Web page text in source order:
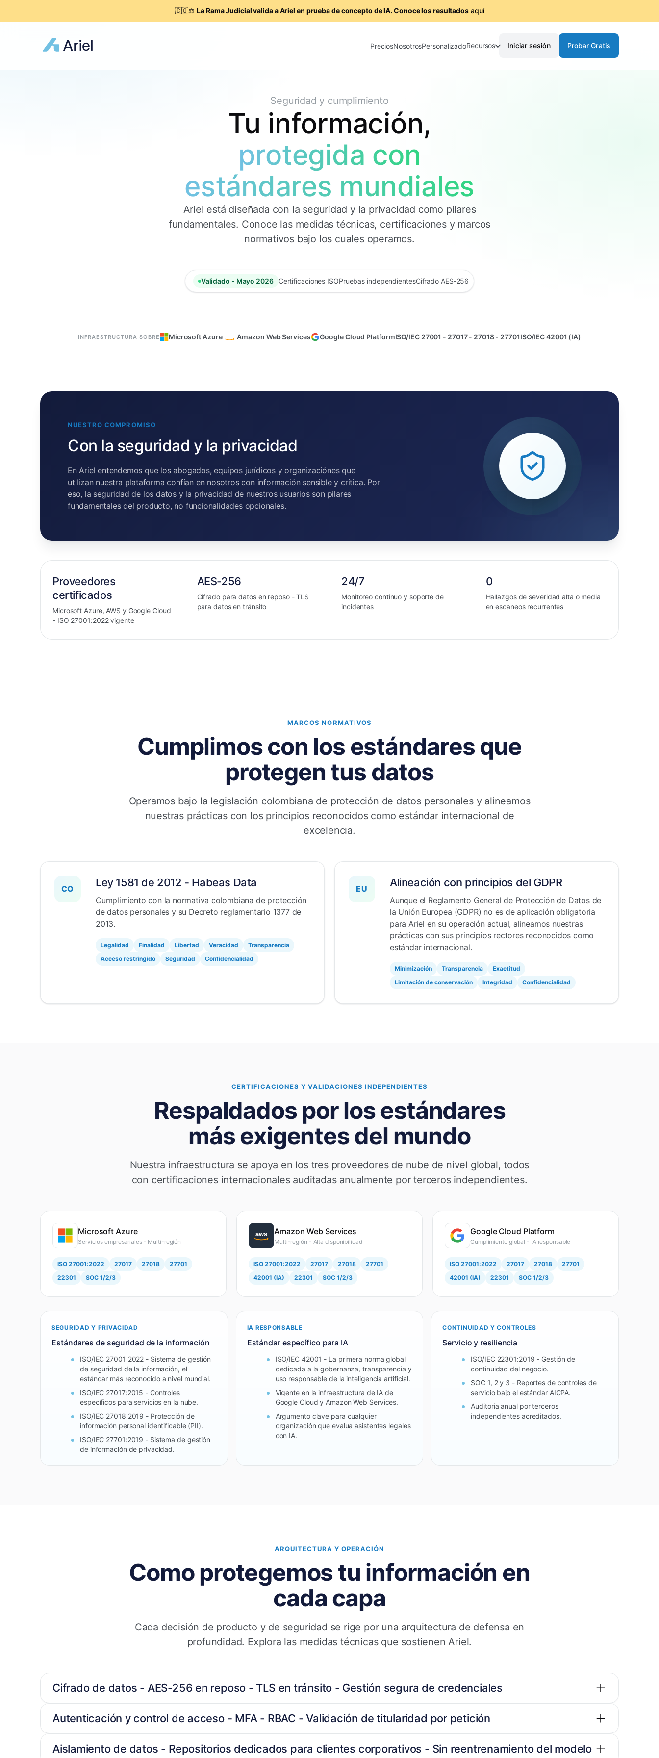
🇨🇴⚖️La Rama Judicial valida a Ariel en prueba de concepto de IA. Conoce los resultados aquí
PreciosNosotrosPersonalizadoRecursos Iniciar sesión Probar Gratis
Seguridad y cumplimiento
Tu información,
protegida con
estándares mundiales
Ariel está diseñada con la seguridad y la privacidad como pilares
fundamentales. Conoce las medidas técnicas, certificaciones y marcos
normativos bajo los cuales operamos.
Validado - Mayo 2026 Certificaciones ISOPruebas independientesCifrado AES-256
INFRAESTRUCTURA SOBRE Microsoft Azure Amazon Web Services Google Cloud PlatformISO/IEC 27001 - 27017 - 27018 - 27701ISO/IEC 42001 (IA)
NUESTRO COMPROMISO
Con la seguridad y la privacidad
En Ariel entendemos que los abogados, equipos jurídicos y organizaciónes que
utilizan nuestra plataforma confían en nosotros con información sensible y crítica. Por
eso, la seguridad de los datos y la privacidad de nuestros usuarios son pilares
fundamentales del producto, no funcionalidades opcionales.
Proveedores
certificados
Microsoft Azure, AWS y Google Cloud
- ISO 27001:2022 vigente
AES-256
Cifrado para datos en reposo - TLS
para datos en tránsito
24/7
Monitoreo continuo y soporte de
incidentes
0
Hallazgos de severidad alta o media
en escaneos recurrentes
MARCOS NORMATIVOS
Cumplimos con los estándares que
protegen tus datos
Operamos bajo la legislación colombiana de protección de datos personales y alineamos
nuestras prácticas con los principios reconocidos como estándar internacional de
excelencia.
CO Ley 1581 de 2012 - Habeas Data
Cumplimiento con la normativa colombiana de protección
de datos personales y su Decreto reglamentario 1377 de
2013.
Legalidad Finalidad Libertad Veracidad
Transparencia
Acceso restringido
Seguridad Confidencialidad
EU Alineación con principios del GDPR
Aunque el Reglamento General de Protección de Datos de
la Unión Europea (GDPR) no es de aplicación obligatoria
para Ariel en su operación actual, alineamos nuestras
prácticas con sus principios rectores reconocidos como
estándar internacional.
Minimización Transparencia
Exactitud
Limitación de conservación
Integridad Confidencialidad
CERTIFICACIONES Y VALIDACIONES INDEPENDIENTES
Respaldados por los estándares
más exigentes del mundo
Nuestra infraestructura se apoya en los tres proveedores de nube de nivel global, todos
con certificaciones internacionales auditadas anualmente por terceros independientes.
Microsoft Azure
Servicios empresariales - Multi-región
ISO 27001:2022 27017 27018
27701
22301
SOC 1/2/3
Amazon Web Services
Multi-región - Alta disponibilidad
ISO 27001:2022 27017 27018
27701
42001 (IA)
22301 SOC 1/2/3
Google Cloud Platform
Cumplimiento global - IA responsable
ISO 27001:2022 27017 27018
27701
42001 (IA)
22301 SOC 1/2/3
SEGURIDAD Y PRIVACIDAD
Estándares de seguridad de la información
ISO/IEC 27001:2022 - Sistema de gestión
de seguridad de la información, el
estándar más reconocido a nivel mundial.
ISO/IEC 27017:2015 - Controles
específicos para servicios en la nube.
ISO/IEC 27018:2019 - Protección de
información personal identificable (PII).
ISO/IEC 27701:2019 - Sistema de gestión
de información de privacidad.
IA RESPONSABLE
Estándar específico para IA
ISO/IEC 42001 - La primera norma global
dedicada a la gobernanza, transparencia y
uso responsable de la inteligencia artificial.
Vigente en la infraestructura de IA de
Google Cloud y Amazon Web Services.
Argumento clave para cualquier
organización que evalua asistentes legales
con IA.
CONTINUIDAD Y CONTROLES
Servicio y resiliencia
ISO/IEC 22301:2019 - Gestión de
continuidad del negocio.
SOC 1, 2 y 3 - Reportes de controles de
servicio bajo el estándar AICPA.
Auditoria anual por terceros
independientes acreditados.
ARQUITECTURA Y OPERACIÓN
Como protegemos tu información en
cada capa
Cada decisión de producto y de seguridad se rige por una arquitectura de defensa en
profundidad. Explora las medidas técnicas que sostienen Ariel.
Cifrado de datos - AES-256 en reposo - TLS en tránsito - Gestión segura de credenciales
Autenticación y control de acceso - MFA - RBAC - Validación de titularidad por petición
Aislamiento de datos - Repositorios dedicados para clientes corporativos - Sin reentrenamiento del modelo